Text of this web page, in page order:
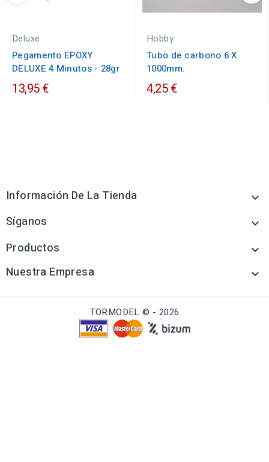
Deluxe
Pegamento EPOXY
DELUXE 4 Minutos - 28gr
13,95 €
Hobby
Tubo de carbono 6 X
1000mm.
4,25 €
Información De La Tienda 
Síganos 
Productos 
Nuestra Empresa 
TORMODEL © - 2026